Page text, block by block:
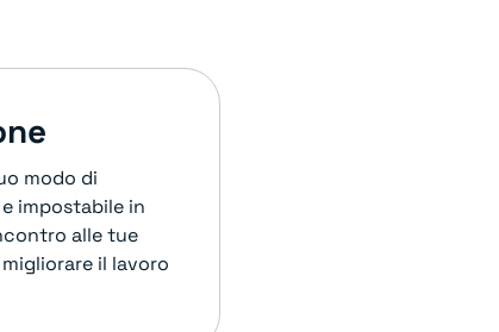
modo di
impostabile in
alle tue
il lavoro